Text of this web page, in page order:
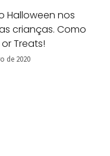
Halloween nos
crianças. Como
Treats!
de 2020